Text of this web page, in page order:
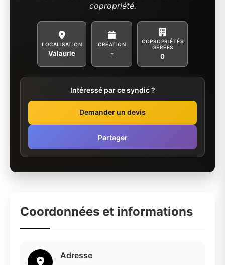
copropriété.
LOCALISATION
Valaurie
CRÉATION
-
COPROPRIÉTÉS
GÉRÉES
0
Intéressé par ce syndic ?
Demander un devis
Partager
Coordonnées et informations
Adresse